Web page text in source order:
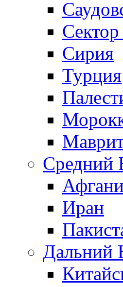
Сектор
Сирия
Турция
Средний
Иран
Дальний